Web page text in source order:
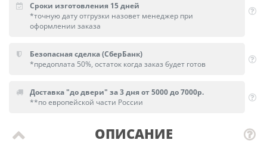
Сроки изготовления 15 дней
*точную дату отгрузки назовет менеджер при
оформлении заказа
Безопасная сделка (СберБанк)
*предоплата 50%, остаток когда заказ будет готов
Доставка "до двери" за 3 дня от 5000 до 7000р.
**по европейской части России
ОПИСАНИЕ